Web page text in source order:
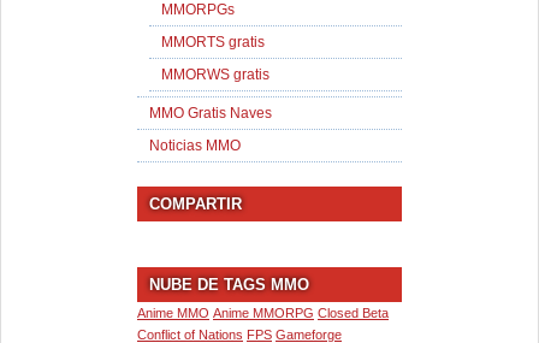
MMORPGs
MMORTS gratis
MMORWS gratis
MMO Gratis Naves
Noticias MMO
COMPARTIR
NUBE DE TAGS MMO
Anime MMO Anime MMORPG Closed Beta
Conflict of Nations FPS Gameforge